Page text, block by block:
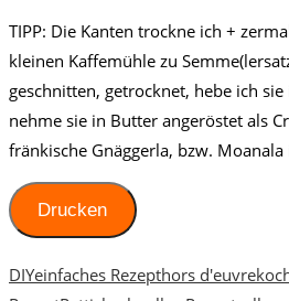
TIPP: Die Kanten trockne ich +
kleinen Kaffemühle zu
geschnitten, getrocknet, hebe ich
nehme sie in Butter angeröstet als
fränkische Gnäggerla, bzw.
Drucken
DIYeinfaches Rezepthors d'euvre